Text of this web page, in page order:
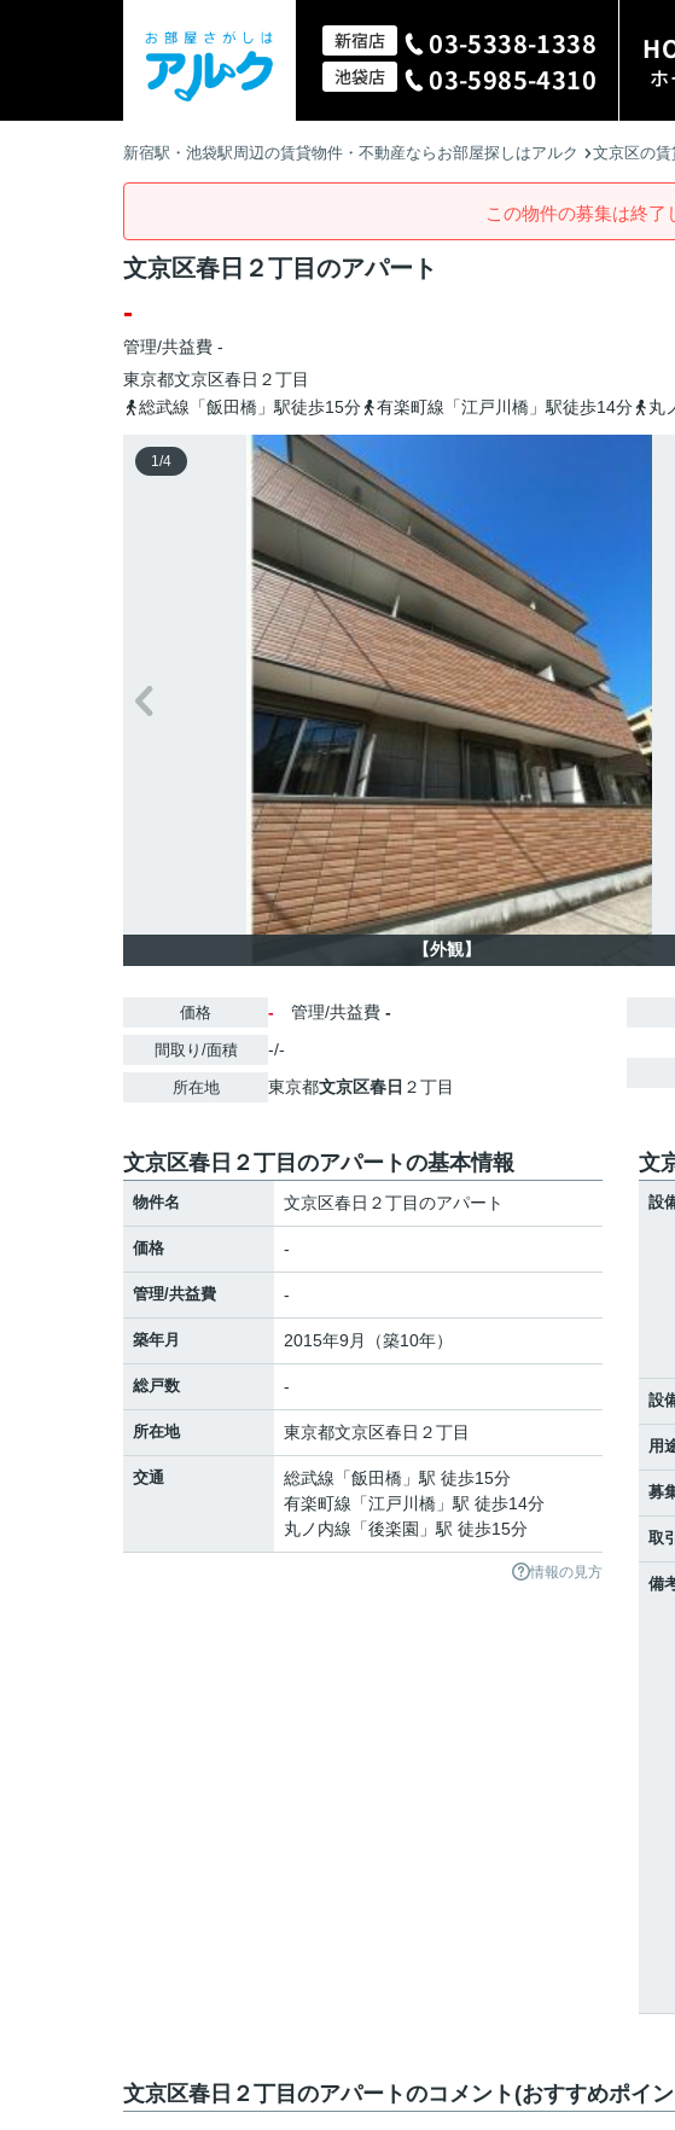
新宿店 03-5338-1338
池袋店 03-5985-4310
新宿駅・池袋駅周辺の賃貸物件・不動産ならお部屋探しはアルク 文京区の
この物件の募集は終了
文京区春日２丁目のアパート
-
管理/共益費 -
東京都文京区春日 ２丁目
総武線「飯田橋」駅徒歩15分
有楽町線「江戸川橋」駅徒歩14分 丸
1/4
【外観】
価格 - 管理/共益費 -
間取り/面積 -/-
所在地 東京都文京区春日 ２丁目
文京区春日２丁目のアパートの基本情報
物件名 文京区春日２丁目のアパート
価格 -
管理/共益費 -
築年月 2015年9月（築10年）
総戸数 -
所在地 東京都文京区春日 ２丁目
交通 総武線 「飯田橋 」駅 徒歩15分
有楽町線 「江戸川橋 」駅 徒歩14分
丸ノ内線 「後楽園 」駅 徒歩15分
情報の見方
文
設
設
用
募
取
備
文京区春日２丁目のアパートのコメント(おすすめポイ